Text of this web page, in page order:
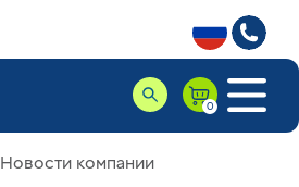
Новости компании